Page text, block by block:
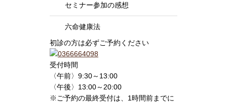
セミナー参加の感想
六命健康法
初診の方は必ずご予約ください
受付時間
〈午前〉9:30～13:00
〈午後〉13:00～20:00
※ご予約の最終受付は、1時間前までに